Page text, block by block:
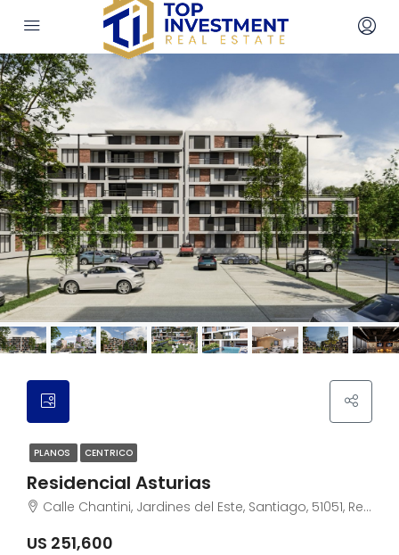
PLANOS CENTRICO
Residencial Asturias
Calle Chantini, Jardines del Este, Santiago, 51051, República Dominicana
US 251,600